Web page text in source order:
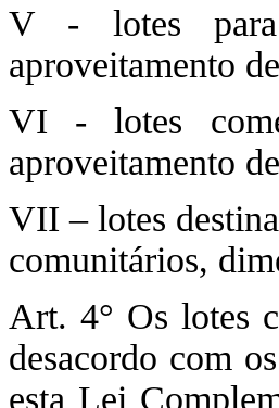
V - lotes para
aproveitamento
VI - lotes
aproveitamento
VII – lotes
comunitários,
Art. 4° Os lotes
desacordo com
esta Lei